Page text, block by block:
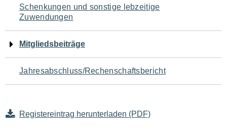
Schenkungen und sonstige lebzeitige
Zuwendungen
Mitgliedsbeiträge
Jahresabschluss/Rechenschaftsbericht
Registereintrag herunterladen (PDF)